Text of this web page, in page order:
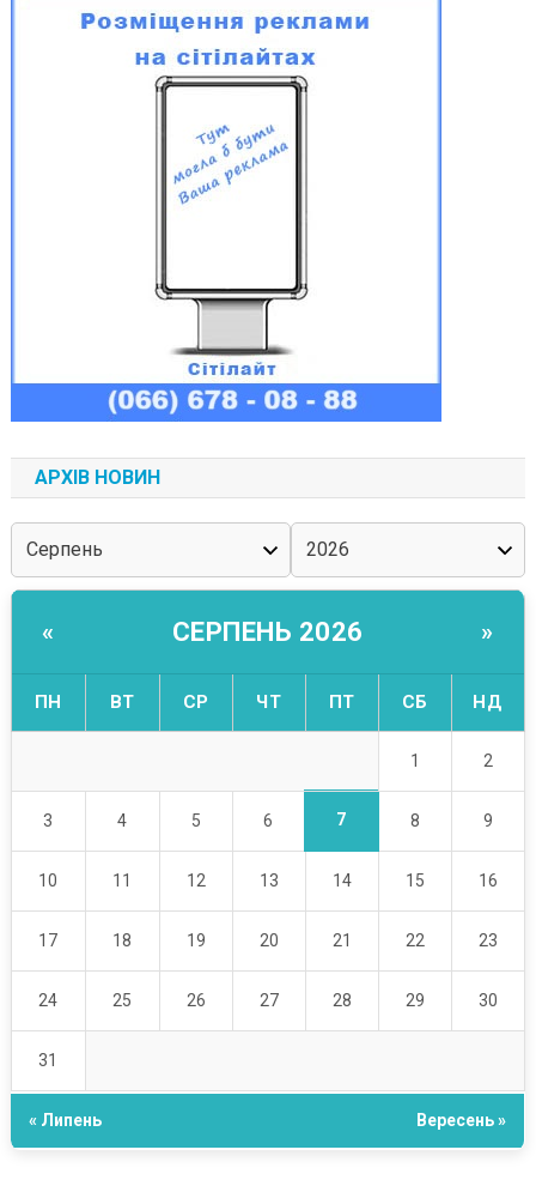
АРХІВ НОВИН
« СЕРПЕНЬ 2026 »
ПН ВТ СР ЧТ ПТ СБ НД
1 2
3 4 5 6 7 8 9
10 11 12 13 14 15 16
17 18 19 20 21 22 23
24 25 26 27 28 29 30
31
« Липень Вересень »